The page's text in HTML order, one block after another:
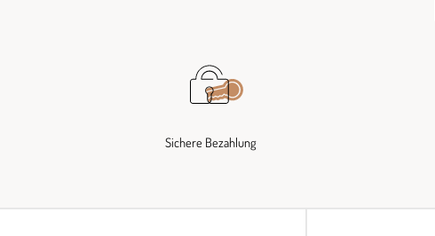
Sichere Bezahlung